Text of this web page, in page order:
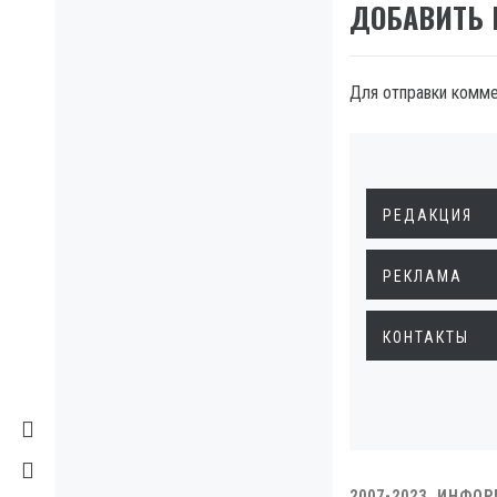
ДОБАВИТЬ
Для отправки
РЕДАКЦИЯ
РЕКЛАМА
КОНТАКТЫ